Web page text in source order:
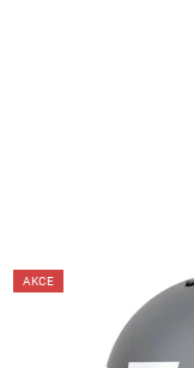
AKCE